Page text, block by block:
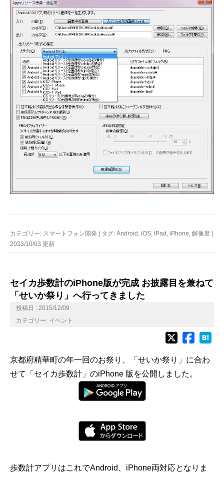
カテゴリー: スマートフォン開発 タグ: Android , iOS, iPad , iPhone, 解像度
2023/10/03 更新
セイカ歩数計のiPhone版が完成 お披露目を兼ねて
「せいか祭り」へ行ってきました
投稿日 : 2015/12/09
カテゴリー: イベント
京都府精華町の年一回のお祭り、「せいか祭り」に合わ
せて「セイカ歩数計」のiPhone 版を公開しました。
歩数計アプリはこれでAndroid、iPhone両対応となりま